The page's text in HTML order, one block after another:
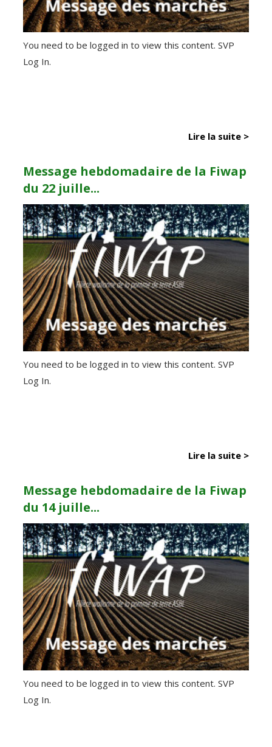
You need to be logged in to view this content. SVP
Log In.
Lire la suite >
Message hebdomadaire de la Fiwap
du 22 juille...
You need to be logged in to view this content. SVP
Log In.
Lire la suite >
Message hebdomadaire de la Fiwap
du 14 juille...
You need to be logged in to view this content. SVP
Log In.